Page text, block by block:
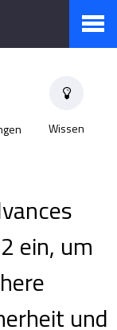
Wissen
ein, um
und